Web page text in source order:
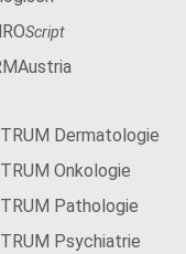
Script
Dermatologie
Onkologie
Pathologie
Psychiatrie